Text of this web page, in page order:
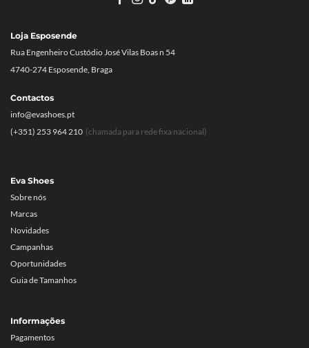
Eva Shoes
Sobre nós
Marcas
Novidades
Campanhas
Oportunidades
Guia de Tamanhos
Informações
Pagamentos
Loja Esposende
Rua Engenheiro Custódio José Vilas Boas n 54
4740-274 Esposende, Braga
Contactos
info@evashoes.pt
(+351) 253 964 210 (chamada para rede fixa nacional)